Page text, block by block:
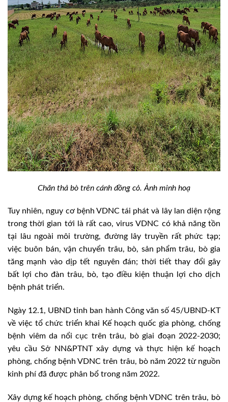
Chăn thả bò trên cánh đồng cỏ. Ảnh minh hoạ
Tuy nhiên, nguy cơ bệnh VDNC tái phát và lây lan diện rộng
trong thời gian tới là rất cao, virus VDNC có khả năng tồn
tại lâu ngoài môi trường, đường lây truyền rất phức tạp;
việc buôn bán, vận chuyển trâu, bò, sản phẩm trâu, bò gia
tăng mạnh vào dịp tết nguyên đán; thời tiết thay đổi gây
bất lợi cho đàn trâu, bò, tạo điều kiện thuận lợi cho dịch
bệnh phát triển.
Ngày 12.1, UBND tỉnh ban hành Công văn số 45/UBND-KT
về việc tổ chức triển khai Kế hoạch quốc gia phòng, chống
bệnh viêm da nổi cục trên trâu, bò giai đoạn 2022-2030;
yêu cầu Sở NN&PTNT xây dựng và thực hiện kế hoạch
phòng, chống bệnh VDNC trên trâu, bò năm 2022 từ nguồn
kinh phí đã được phân bổ trong năm 2022.
Xây dựng kế hoạch phòng, chống bệnh VDNC trên trâu, bò